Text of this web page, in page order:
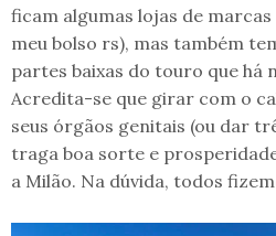
ficam algumas lojas de
meu bolso rs), mas também
partes baixas do touro que há
Acredita-se que girar com o
seus órgãos genitais (ou dar
traga boa sorte e
a Milão. Na dúvida, todos